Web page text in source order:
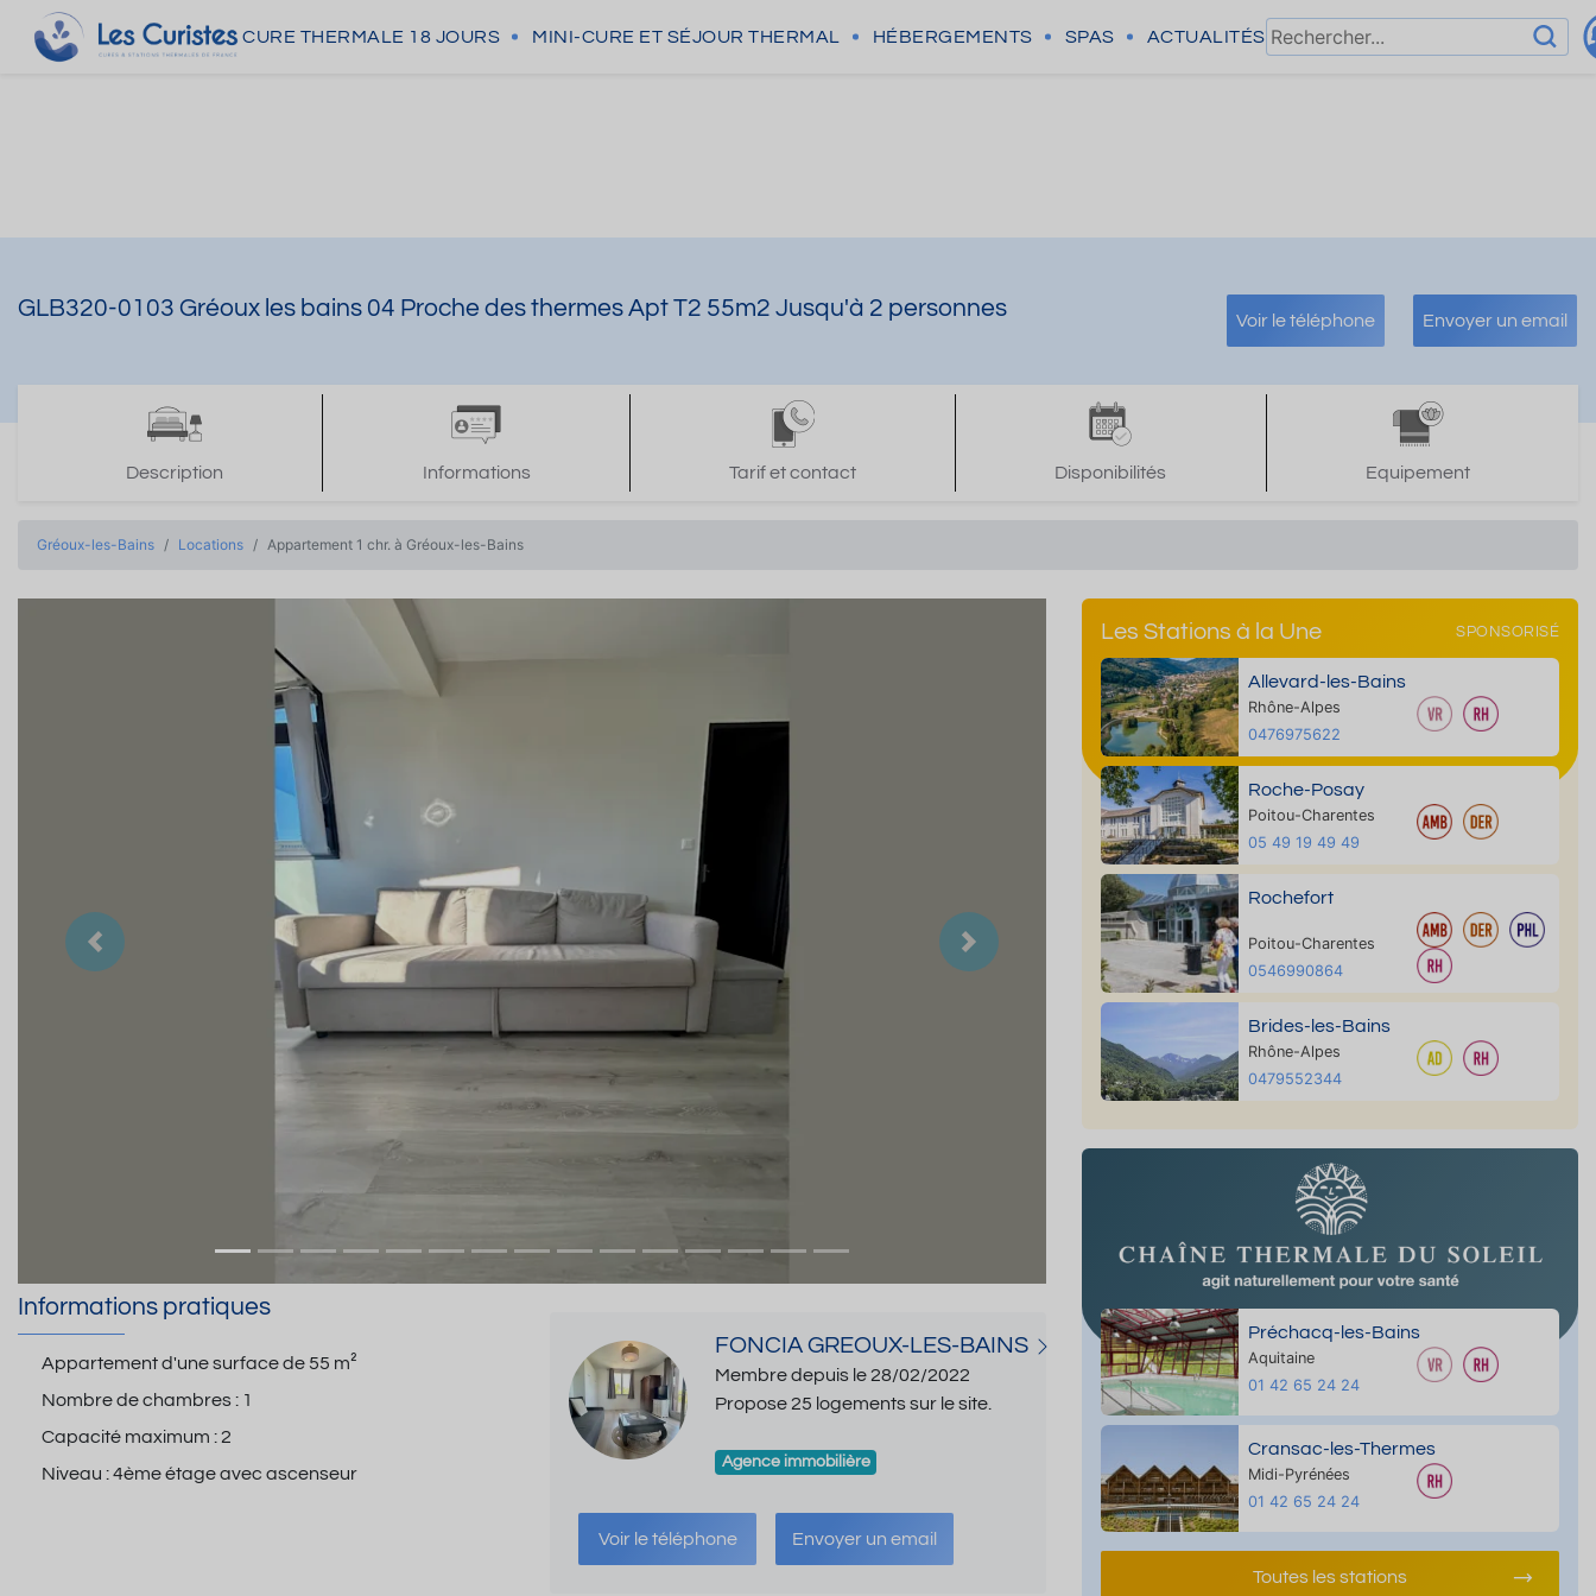
CURE THERMALE 18 JOURS MINI-CURE ET SÉJOUR THERMAL HÉBERGEMENTS SPAS ACTUALITÉS
GLB320-0103 Gréoux les bains 04 Proche des thermes Apt T2 55m2 Jusqu'à 2 personnes Voir le téléphone Envoyer un email
Description Informations Tarif et contact Disponibilités Equipement
Gréoux-les-Bains Locations Appartement 1 chr. à Gréoux-les-Bains
Précedent Suivant
Informations pratiques
Appartement d'une surface de55 m²
Nombre de chambres : 1
Capacité maximum :2
Niveau :4ème étage avec ascenseur
FONCIA GREOUX-LES-BAINS
Membre depuis le 28/02/2022
Propose 25 logements sur le site.
Agence immobilière
Voir le téléphone Envoyer un email
Les Stations à la Une SPONSORISÉ
Allevard-les-Bains
Rhône-Alpes
0476975622
Roche-Posay
Poitou-Charentes
05 49 19 49 49
Rochefort
Poitou-Charentes
0546990864
Brides-les-Bains
Rhône-Alpes
0479552344
Préchacq-les-Bains
Aquitaine
01 42 65 24 24
Cransac-les-Thermes
Midi-Pyrénées
01 42 65 24 24
Toutes les stations